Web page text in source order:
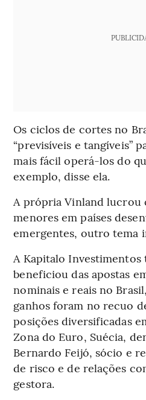
Os ciclos de cortes no
“previsíveis e tangíveis”
mais fácil operá-los do
exemplo, disse ela.
A própria Vinland lucrou
menores em países
emergentes, outro tema
A Kapitalo Investimentos
beneficiou das apostas
nominais e reais no
ganhos foram no recuo
posições diversificadas
Zona do Euro, Suécia,
Bernardo Feijó, sócio e
de risco e de relações
gestora.